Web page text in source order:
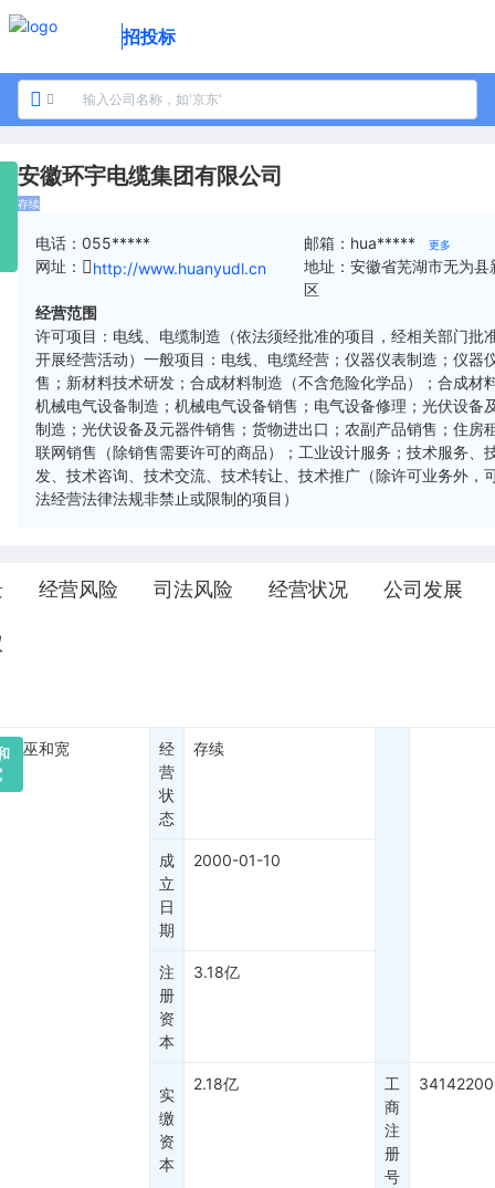
招投标
安徽环宇电缆集团有限公司
存续
电话： 055***** 邮箱： hua***** 更多
网址： http://www.huanyudl.cn 地址： 安徽省芜湖市无为县
区
经营范围
许可项目：电线、电缆制造（依法须经批准的项目，经相关部门批
开展经营活动）一般项目：电线、电缆经营；仪器仪表制造；仪器
售；新材料技术研发；合成材料制造（不含危险化学品）；合成材
机械电气设备制造；机械电气设备销售；电气设备修理；光伏设备
制造；光伏设备及元器件销售；货物进出口；农副产品销售；住房
联网销售（除销售需要许可的商品）；工业设计服务；技术服务、
发、技术咨询、技术交流、技术转让、技术推广（除许可业务外，
法经营法律法规非禁止或限制的项目）
经营风险 司法风险 经营状况 公司发展
巫和宽
经
营
状
态
存续
成
立
日
期
2000-01-10
注
册
资
本
3.18亿
实
缴
资
本
2.18亿
工
商
注
册
号